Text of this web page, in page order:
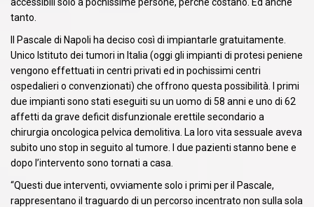
tanto.
Il Pascale di Napoli ha deciso così di impiantarle gratuitamente.
Unico Istituto dei tumori in Italia (oggi gli impianti di protesi peniene
vengono effettuati in centri privati ed in pochissimi centri
ospedalieri o convenzionati) che offrono questa possibilità. I primi
due impianti sono stati eseguiti su un uomo di 58 anni e uno di 62
affetti da grave deficit disfunzionale erettile secondario a
chirurgia oncologica pelvica demolitiva. La loro vita sessuale aveva
subito uno stop in seguito al tumore. I due pazienti stanno bene e
dopo l’intervento sono tornati a casa.
“Questi due interventi, ovviamente solo i primi per il Pascale,
rappresentano il traguardo di un percorso incentrato non sulla sola